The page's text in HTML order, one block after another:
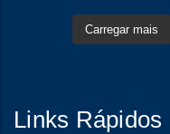
Carregar mais
Links Rápidos